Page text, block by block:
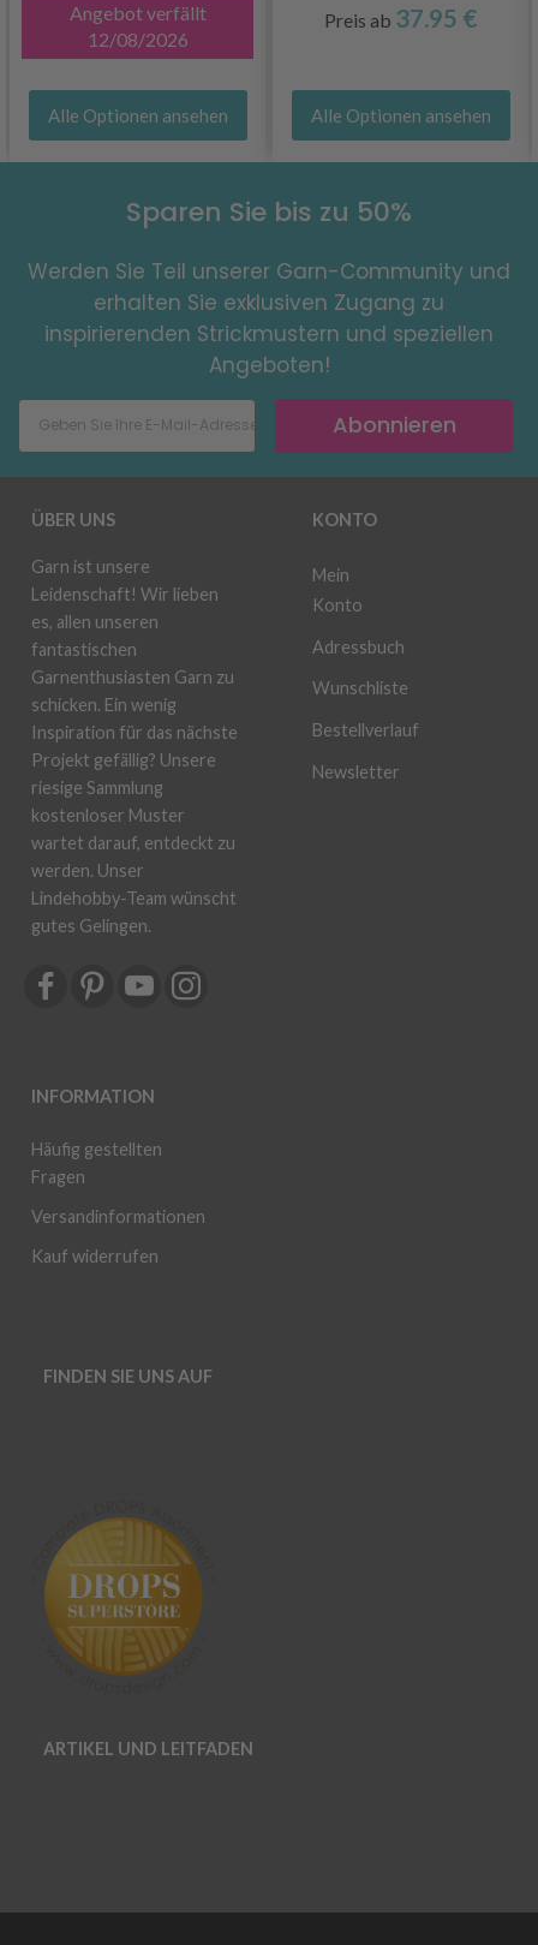
Angebot verfällt
12/08/2026
Alle Optionen ansehen
Preis ab 37.95 €
Alle Optionen ansehen
Sparen Sie bis zu 50%
Werden Sie Teil unserer Garn-Community und
erhalten Sie exklusiven Zugang zu
inspirierenden Strickmustern und speziellen
Angeboten!
Abonnieren
ÜBER UNS
Garn ist unsere
Leidenschaft! Wir lieben
es, allen unseren
fantastischen
Garnenthusiasten Garn zu
schicken. Ein wenig
Inspiration für das nächste
Projekt gefällig? Unsere
riesige Sammlung
kostenloser Muster
wartet darauf, entdeckt zu
werden. Unser
Lindehobby-Team wünscht
gutes Gelingen.
INFORMATION
Häufig gestellten
Fragen
Versandinformationen
Kauf widerrufen
KONTO
Mein
Konto
Adressbuch
Wunschliste
Bestellverlauf
Newsletter
FINDEN SIE UNS AUF
ARTIKEL UND LEITFADEN